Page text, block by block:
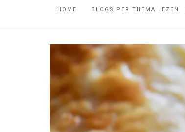
HOME BLOGS PER THEMA LEZEN.